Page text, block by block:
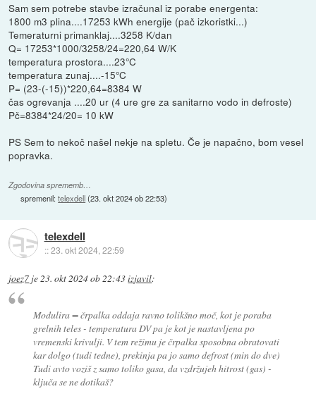
Sam sem potrebe stavbe izračunal iz porabe energenta:
1800 m3 plina....17253 kWh energije (pač izkoristki...)
Temeraturni primanklaj....3258 K/dan
Q= 17253*1000/3258/24=220,64 W/K
temperatura prostora....23°C
temperatura zunaj....-15°C
P= (23-(-15))*220,64=8384 W
čas ogrevanja ....20 ur (4 ure gre za sanitarno vodo in defroste)
Pč=8384*24/20= 10 kW
PS Sem to nekoč našel nekje na spletu. Če je napačno, bom vesel
popravka.
Zgodovina sprememb…
spremenil:telexdell(23. okt 2024 ob 22:53)
telexdell
::23. okt 2024, 22:59
joez7 je 23. okt 2024 ob 22:43izjavil:
Modulira = črpalka oddaja ravno tolikšno moč, kot je poraba
grelnih teles - temperatura DV pa je kot je nastavljena po
vremenski krivulji. V tem režimu je črpalka sposobna obratovati
kar dolgo (tudi tedne), prekinja pa jo samo defrost (min do dve)
Tudi avto voziš z samo toliko gasa, da vzdržujeh hitrost (gas) -
ključa se ne dotikaš?